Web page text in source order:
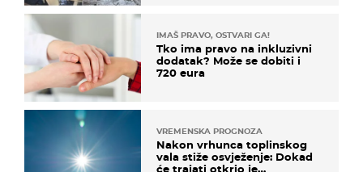
IMAŠ PRAVO, OSTVARI GA!
Tko ima pravo na inkluzivni
dodatak? Može se dobiti i
720 eura
VREMENSKA PROGNOZA
Nakon vrhunca toplinskog
vala stiže osvježenje: Dokad
će trajati otkrio je